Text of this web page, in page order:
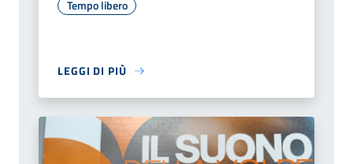
Tempo libero
LEGGI DI PIÙ